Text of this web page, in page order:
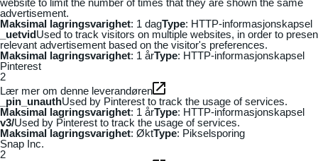
advertisement.
Maksimal lagringsvarighet: 1 dagType: HTTP-informasjonskapsel
_uetvidUsed to track visitors on multiple websites, in order to
relevant advertisement based on the visitor's preferences.
Maksimal lagringsvarighet: 1 årType: HTTP-informasjonskapsel
Pinterest
2
Lær mer om denne leverandøren
_pin_unauthUsed by Pinterest to track the usage of services.
Maksimal lagringsvarighet: 1 årType: HTTP-informasjonskapsel
v3/Used by Pinterest to track the usage of services.
Maksimal lagringsvarighet: ØktType: Pikselsporing
Snap Inc.
2